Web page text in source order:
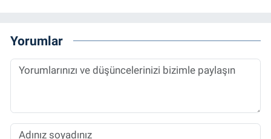
Yorumlar